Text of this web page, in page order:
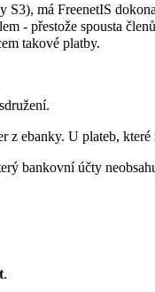
má FreenetIS
- přestože spousta
takové platby.
ebanky. U plateb,
bankovní účty
.